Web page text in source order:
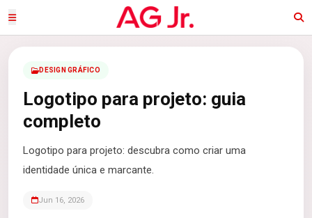
DESIGN GRÁFICO
Logotipo para projeto: guia
completo
Logotipo para projeto: descubra como criar uma
identidade única e marcante.
Jun 16, 2026